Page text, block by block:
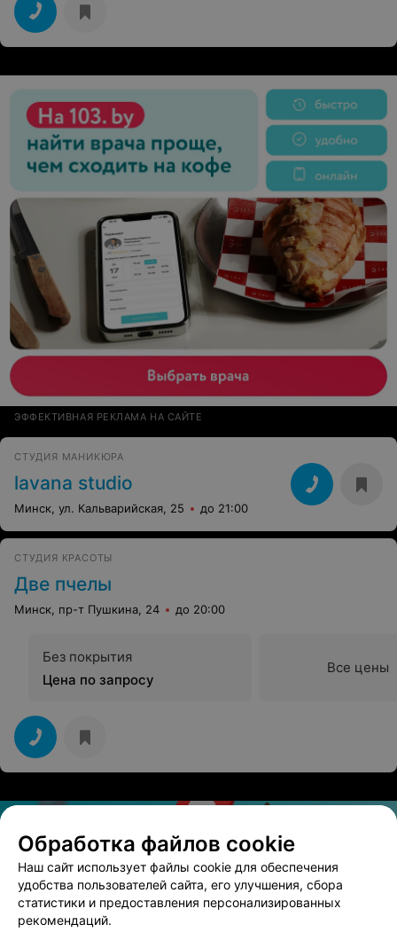
ЭФФЕКТИВНАЯ РЕКЛАМА НА САЙТЕ
СТУДИЯ МАНИКЮРА
lavana studio
Минск, ул. Кальварийская, 25 до 21:00
СТУДИЯ КРАСОТЫ
Две пчелы
Минск, пр-т Пушкина, 24 до 20:00
Без покрытия
Цена по запросу
Все цены
Обработка файлов cookie
Наш сайт использует файлы cookie для обеспечения
удобства пользователей сайта, его улучшения, сбора
статистики и предоставления персонализированных
рекомендаций.